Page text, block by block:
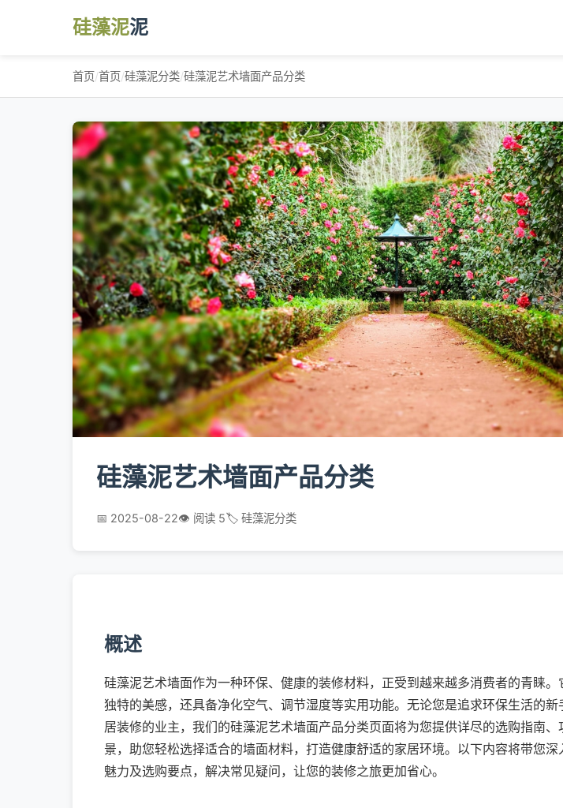
硅藻泥泥
首页/首页/硅藻泥分类/硅藻泥艺术墙面产品分类
硅藻泥艺术墙面产品分类
📅 2025-08-22👁️ 阅读 5🏷️ 硅藻泥分类
概述
硅藻泥艺术墙面作为一种环保、健康的装修材料，正受到越来越多消费者的青睐
独特的美感，还具备净化空气、调节湿度等实用功能。无论您是追求环保生活的新
居装修的业主，我们的硅藻泥艺术墙面产品分类页面将为您提供详尽的选购指南、
景，助您轻松选择适合的墙面材料，打造健康舒适的家居环境。以下内容将带您
魅力及选购要点，解决常见疑问，让您的装修之旅更加省心。